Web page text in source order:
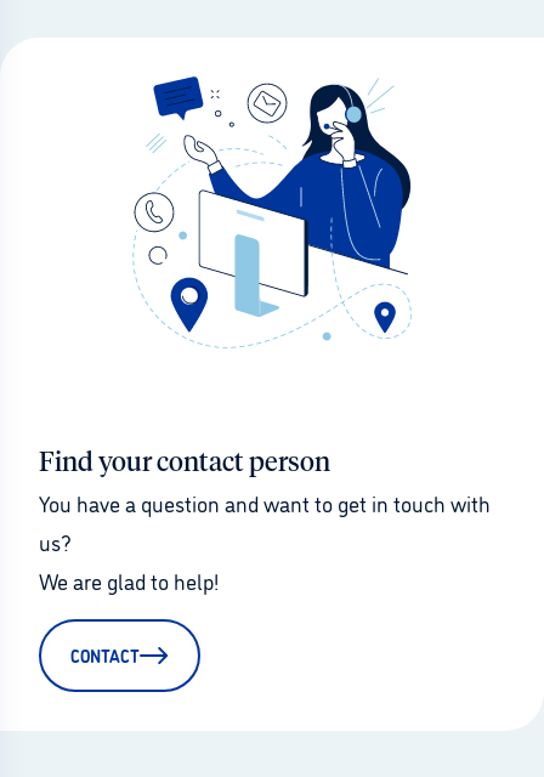
Find your contact person
You have a question and want to get in touch with
us?
We are glad to help!
CONTACT